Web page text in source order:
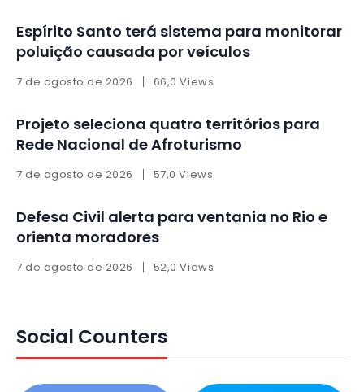
Espírito Santo terá sistema para monitorar
poluição causada por veículos
7 de agosto de 2026 66,0 Views
Projeto seleciona quatro territórios para
Rede Nacional de Afroturismo
7 de agosto de 2026 57,0 Views
Defesa Civil alerta para ventania no Rio e
orienta moradores
7 de agosto de 2026 52,0 Views
Social Counters